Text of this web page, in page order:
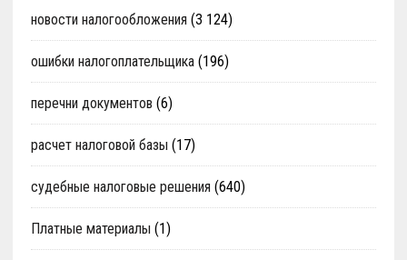
новости налогообложения (3 124)
ошибки налогоплательщика(196)
перечни документов (6)
расчет налоговой базы (17)
судебные налоговые решения (640)
Платные материалы (1)